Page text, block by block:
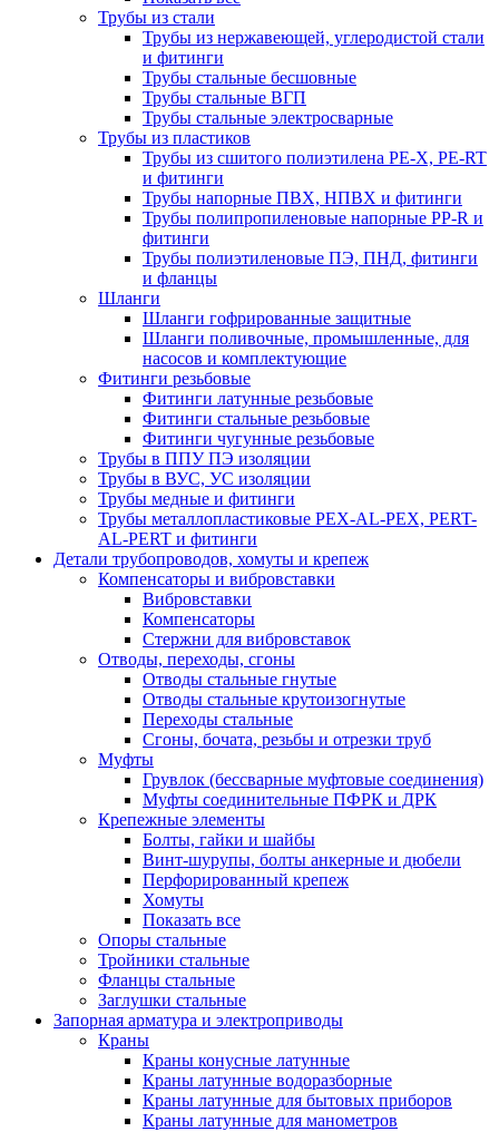
Трубы из стали
Трубы из нержавеющей, углеродистой стали
и фитинги
Трубы стальные бесшовные
Трубы стальные ВГП
Трубы стальные электросварные
Трубы из пластиков
Трубы из сшитого полиэтилена PE-X, PE-RT
и фитинги
Трубы напорные ПВХ, НПВХ и фитинги
Трубы полипропиленовые напорные PP-R и
фитинги
Трубы полиэтиленовые ПЭ, ПНД, фитинги
и фланцы
Шланги
Шланги гофрированные защитные
Шланги поливочные, промышленные, для
насосов и комплектующие
Фитинги резьбовые
Фитинги латунные резьбовые
Фитинги стальные резьбовые
Фитинги чугунные резьбовые
Трубы в ППУ ПЭ изоляции
Трубы в ВУС, УС изоляции
Трубы медные и фитинги
Трубы металлопластиковые PEX-AL-PEX, PERT-
AL-PERT и фитинги
Детали трубопроводов, хомуты и крепеж
Компенсаторы и вибровставки
Вибровставки
Компенсаторы
Стержни для вибровставок
Отводы, переходы, сгоны
Отводы стальные гнутые
Отводы стальные крутоизогнутые
Переходы стальные
Сгоны, бочата, резьбы и отрезки труб
Муфты
Грувлок (бессварные муфтовые соединения)
Муфты соединительные ПФРК и ДРК
Крепежные элементы
Болты, гайки и шайбы
Винт-шурупы, болты анкерные и дюбели
Перфорированный крепеж
Хомуты
Показать все
Опоры стальные
Тройники стальные
Фланцы стальные
Заглушки стальные
Запорная арматура и электроприводы
Краны
Краны конусные латунные
Краны латунные водоразборные
Краны латунные для бытовых приборов
Краны латунные для манометров